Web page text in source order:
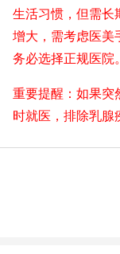
生活习惯，但需长
增大，需考虑医美
务必选择正规医院。
重要提醒：如果突
时就医，排除乳腺